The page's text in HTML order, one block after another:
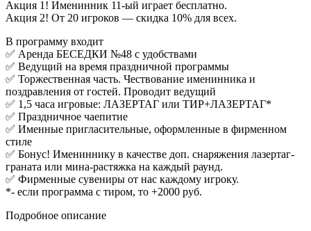
Акция 1! Именинник 11-ый играет бесплатно.
Акция 2! От 20 игроков — скидка 10% для всех.
В программу входит
✅ Аренда БЕСЕДКИ №48 с удобствами
✅ Ведущий на время праздничной программы
✅ Торжественная часть. Чествование именинника и
поздравления от гостей. Проводит ведущий
✅ 1,5 часа игровые: ЛАЗЕРТАГ или ТИР+ЛАЗЕРТАГ*
✅ Праздничное чаепитие
✅ Именные пригласительные, оформленные в фирменном
стиле
✅ Бонус! Имениннику в качестве доп. снаряжения лазертаг-
граната или мина-растяжка на каждый раунд.
✅ Фирменные сувениры от нас каждому игроку.
*- если программа с тиром, то +2000 руб.
Подробное описание